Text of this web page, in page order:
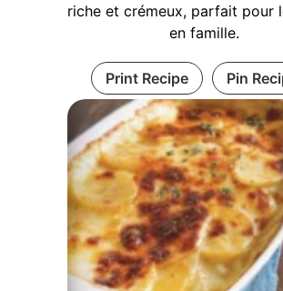
riche et crémeux, parfait pour
en famille.
Print Recipe Pin